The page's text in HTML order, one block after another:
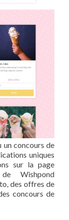
un concours de
uniques
sur la page
Wishpond
des offres de
concours de